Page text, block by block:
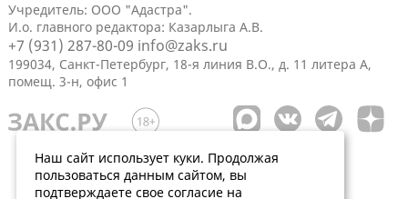
Учредитель: ООО "Адастра".
И.о. главного редактора: Казарлыга А.В.
+7 (931) 287-80-09 info@zaks.ru
199034, Санкт-Петербург, 18-я линия В.О., д. 11 литера А,
помещ. 3-н, офис 1
Наш сайт использует куки. Продолжая
пользоваться данным сайтом, вы
подтверждаете свое согласие на